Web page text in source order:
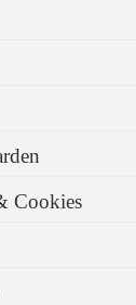
Cookies